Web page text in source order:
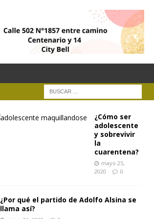
¿Cómo ser
adolescente
y sobrevivir
la
cuarentena?
mayo 25,
2020
0
¿Por qué el partido de Adolfo Alsina se
llama así?